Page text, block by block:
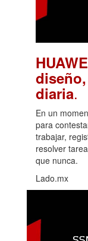
diaria.
En un
para
trabajar,
resolver
que nunca.
Lado.mx